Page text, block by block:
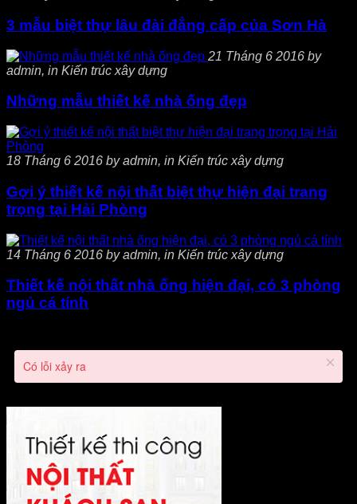
3 mẫu biệt thự lâu đài đẳng cấp của Sơn Hà
21 Tháng 6 2016 by
admin, in Kiến trúc xây dựng
Những mẫu thiết kế nhà ống đẹp
18 Tháng 6 2016 by admin, in Kiến trúc xây dựng
Gợi ý thiết kế nội thất biệt thự hiện đại trang
trọng tại Hải Phòng
14 Tháng 6 2016 by admin, in Kiến trúc xây dựng
Thiết kế nội thất nhà ống hiện đại, có 3 phòng
ngủ cá tính
Có lỗi xảy ra